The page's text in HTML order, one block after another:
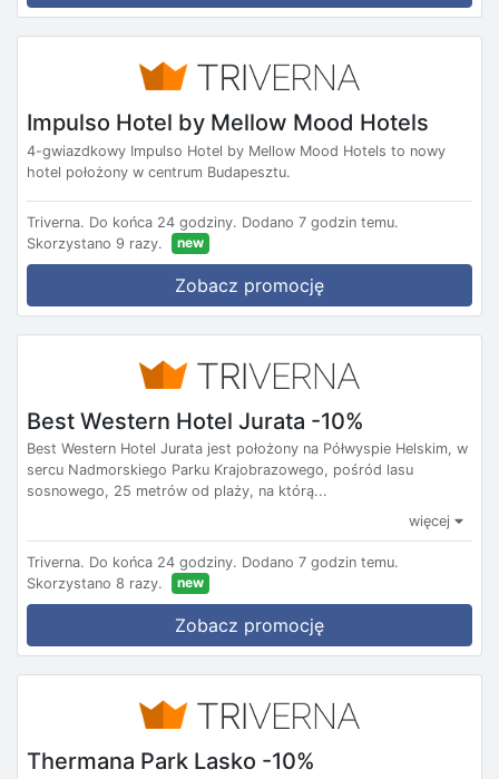
Impulso Hotel by Mellow Mood Hotels
4-gwiazdkowy Impulso Hotel by Mellow Mood Hotels to nowy
hotel położony w centrum Budapesztu.
Triverna. Do końca 24 godziny. Dodano 7 godzin temu.
Skorzystano 9 razy.
new
Zobacz promocję
Best Western Hotel Jurata -10%
Best Western Hotel Jurata jest położony na Półwyspie Helskim, w
sercu Nadmorskiego Parku Krajobrazowego, pośród lasu
sosnowego, 25 metrów od plaży, na którą...
więcej
Triverna. Do końca 24 godziny. Dodano 7 godzin temu.
Skorzystano 8 razy.
new
Zobacz promocję
Thermana Park Lasko -10%